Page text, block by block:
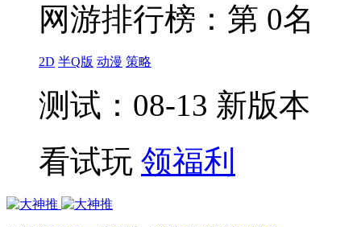
网游排行榜： 第 0名
2D 半Q版 动漫 策略
测试：08-13 新版本
看试玩 领福利